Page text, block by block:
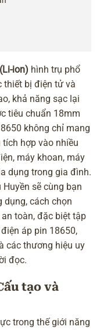
ion) hình trụ phổ
thiết bị điện tử và
khả năng sạc lại
tiêu chuẩn 18mm
không chỉ mang
hợp vào nhiều
máy khoan, máy
dụng trong gia đình.
sẽ cùng bạn
dụng, cách chọn
toàn, đặc biệt tập
áp pin 18650,
các thương hiệu uy
đọc.
tạo và
trong thế giới năng